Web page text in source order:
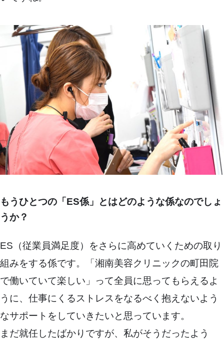
もうひとつの「ES係」とはどのような係なのでしょ
うか？
ES（従業員満足度）をさらに高めていくための取り
組みをする係です。「湘南美容クリニックの町田院
で働いていて楽しい」って全員に思ってもらえるよ
うに、仕事にくるストレスをなるべく抱えないよう
なサポートをしていきたいと思っています。
まだ就任したばかりですが、私がそうだったよう